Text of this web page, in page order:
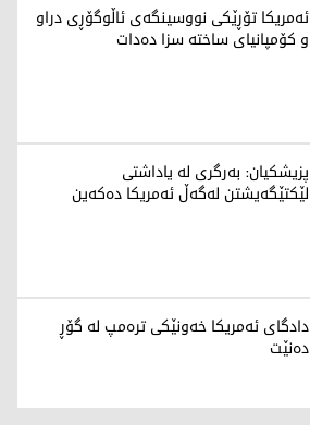
ئەمریکا تۆڕێکی نووسینگەی ئاڵوگۆڕی دراو
و کۆمپانیای ساختە سزا دەدات
پزیشکیان: بەرگری لە یاداشتی
لێکتێگەیشتن لەگەڵ ئەمریکا دەکەین
دادگای ئەمریکا خەونێکی ترەمپ لە گۆڕ
دەنێت